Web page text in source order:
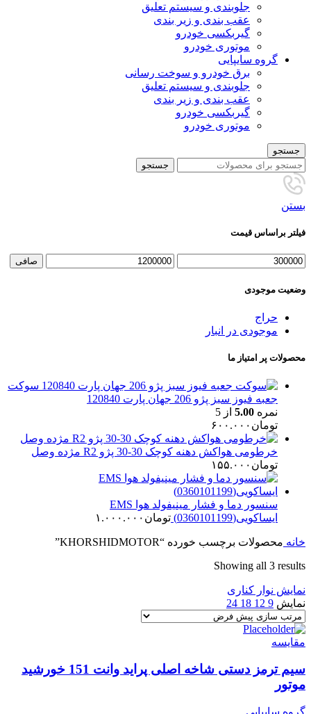
جلوبندی و سیستم تعلیق
عقب بندی و زیر بندی
گیربکسی خودرو
موتوری خودرو
گروه سایپایی
برق خودرو و سوخت رسانی
جلوبندی و سیستم تعلیق
عقب بندی و زیر بندی
گیربکسی خودرو
موتوری خودرو
جستجو
جستجو
بستن
فیلتر براساس قیمت
حداقل
حداكثر
صافی
وضعیت موجودی
حراج
موجودی در انبار
محصولات پر امتیاز ما
سوکت
جعبه فیوز سبز پژو 206 جهان پارت 120840
نمره 5.00 از 5
تومان ۶۰۰.۰۰۰
خرطومی هواکش دهنه کوچک 30-30 پژو R2 مژده وصل
تومان ۱۵۵.۰۰۰
سنسور دما و فشار مینیفولد هوا EMS
ایساکویی(0360101199)
تومان ۱.۰۰۰.۰۰۰
خانه محصولات برچسب خورده “KHORSHIDMOTOR”
Showing all 3 results
نمایش نوار کناری
نمایش 9
12
18
24
مقایسه
سیم ترمز دستی شاخه اصلی پراید وانت 151 خورشید
موتور